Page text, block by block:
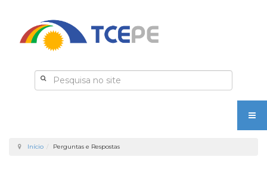
Início Perguntas e Respostas